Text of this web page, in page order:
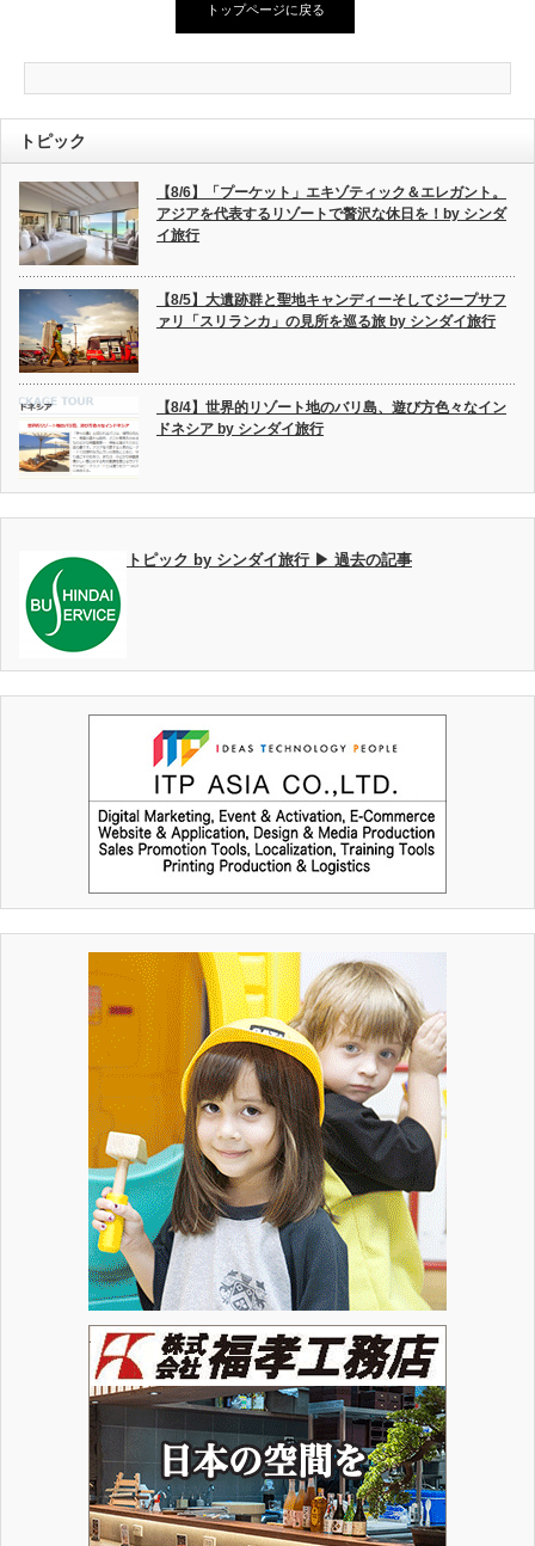
トップページに戻る
トピック
【8/6】「プーケット」エキゾティック＆エレガント。
アジアを代表するリゾートで贅沢な休日を！by シンダ
イ旅行
【8/5】大遺跡群と聖地キャンディーそしてジープサフ
ァリ「スリランカ」の見所を巡る旅 by シンダイ旅行
【8/4】世界的リゾート地のバリ島、遊び方色々なイン
ドネシア by シンダイ旅行
トピック by シンダイ旅行 ▶ 過去の記事